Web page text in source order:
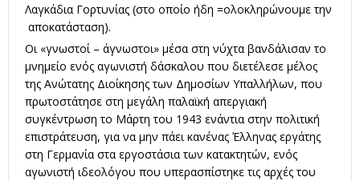
Λαγκάδια Γορτυνίας (στο οποίο ήδη =ολοκληρώνουμε την
αποκατάσταση).
Οι «γνωστοί – άγνωστοι» μέσα στη νύχτα βανδάλισαν το
μνημείο ενός αγωνιστή δάσκαλου που διετέλεσε μέλος
της Ανώτατης Διοίκησης των Δημοσίων Υπαλλήλων, που
πρωτοστάτησε στη μεγάλη παλαϊκή απεργιακή
συγκέντρωση το Μάρτη του 1943 ενάντια στην πολιτική
επιστράτευση, για να μην πάει κανένας Έλληνας εργάτης
στη Γερμανία στα εργοστάσια των κατακτητών, ενός
αγωνιστή ιδεολόγου που υπερασπίστηκε τις αρχές του